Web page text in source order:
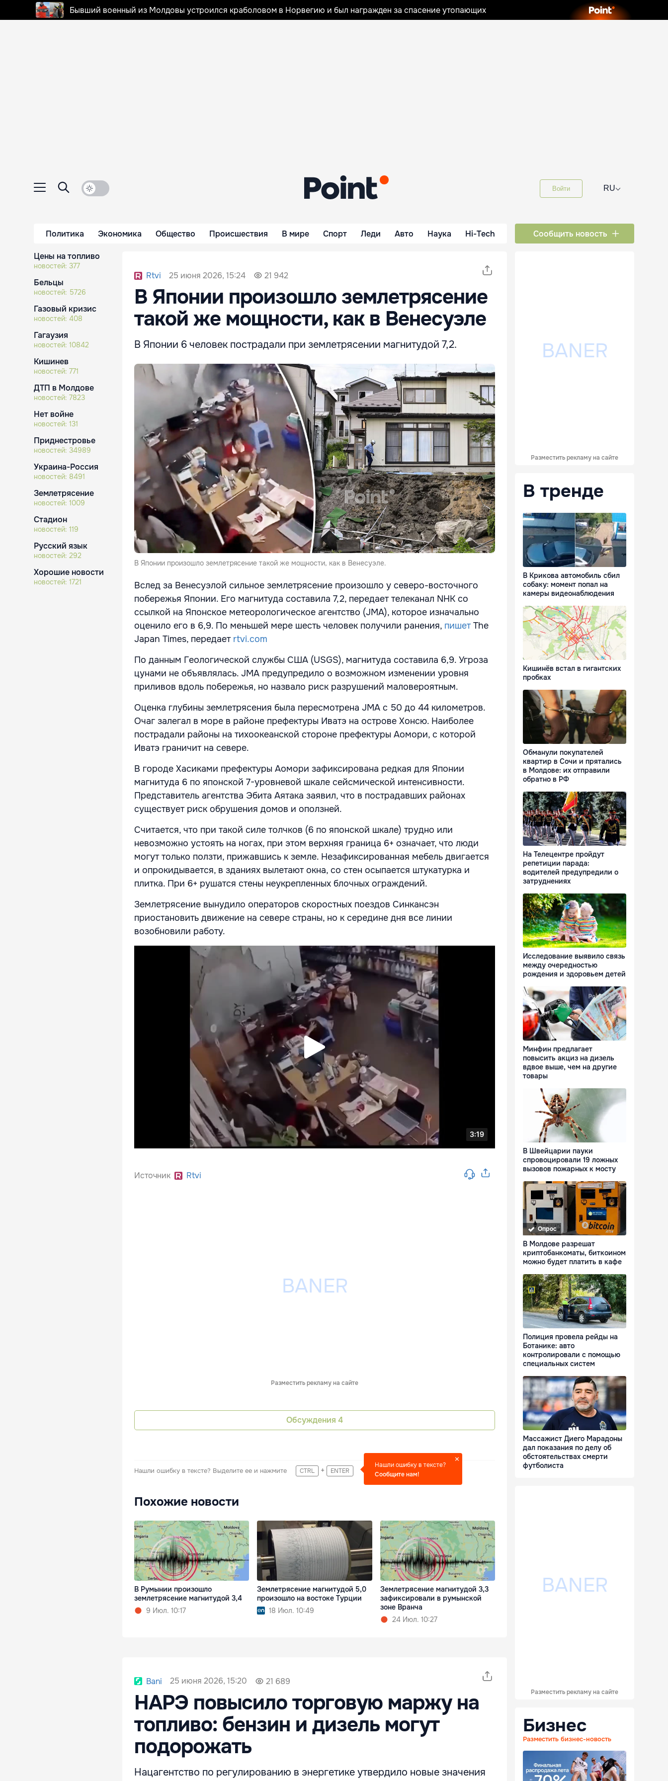
Бывший военный из Молдовы устроился краболовом в Норвегию и был награжден за спасение утопающих
Войти RU⌵
Политика Экономика Общество Происшествия В мире Спорт Леди Авто Наука Hi-Tech Сообщить новость
Цены на топливо
новостей: 377
Бельцы
новостей: 5726
Газовый кризис
новостей: 408
Гагаузия
новостей: 10842
Кишинев
новостей: 771
ДТП в Молдове
новостей: 7823
Нет войне
новостей: 131
Приднестровье
новостей: 34989
Украина-Россия
новостей: 8491
Землетрясение
новостей: 1009
Стадион
новостей: 119
Русский язык
новостей: 292
Хорошие новости
новостей: 1721
Rtvi 25 июня 2026, 15:24 21 942
В Японии произошло землетрясение
такой же мощности, как в Венесуэле
В Японии 6 человек пострадали при землетрясении магнитудой 7,2.
В Японии произошло землетрясение такой же мощности, как в Венесуэле.
Вслед за Венесуэлой сильное землетрясение произошло у северо-восточного
побережья Японии. Его магнитуда составила 7,2, передает телеканал NHK со
ссылкой на Японское метеорологическое агентство (JMA), которое изначально
оценило его в 6,9. По меньшей мере шесть человек получили ранения, пишетThe
Japan Times, передает rtvi.com
По данным Геологической службы США (USGS), магнитуда составила 6,9. Угроза
цунами не объявлялась. JMA предупредило о возможном изменении уровня
приливов вдоль побережья, но назвало риск разрушений маловероятным.
Оценка глубины землетрясения была пересмотрена JMA с 50 до 44 километров.
Очаг залегал в море в районе префектуры Иватэ на острове Хонсю. Наиболее
пострадали районы на тихоокеанской стороне префектуры Аомори, с которой
Иватэ граничит на севере.
В городе Хасиками префектуры Аомори зафиксирована редкая для Японии
магнитуда 6 по японской 7-уровневой шкале сейсмической интенсивности.
Представитель агентства Эбита Аятака заявил, что в пострадавших районах
существует риск обрушения домов и оползней.
Считается, что при такой силе толчков (6 по японской шкале) трудно или
невозможно устоять на ногах, при этом верхняя граница 6+ означает, что люди
могут только ползти, прижавшись к земле. Незафиксированная мебель двигается
и опрокидывается, в зданиях вылетают окна, со стен осыпается штукатурка и
плитка. При 6+ рушатся стены неукрепленных блочных ограждений.
Землетрясение вынудило операторов скоростных поездов Синкансэн
приостановить движение на севере страны, но к середине дня все линии
возобновили работу.
Источник Rtvi
Разместить рекламу на сайте
Обсуждения 4
Нашли ошибку в тексте? Выделите ее и нажмите CTRL + ENTER
Нашли ошибку в тексте?
Сообщите нам!
Похожие новости
В Румынии произошло
землетрясение магнитудой 3,4
9 Июл. 10:17
Землетрясение магнитудой 5,0
произошло на востоке Турции
18 Июл. 10:49
Землетрясение магнитудой 3,3
зафиксировали в румынской
зоне Вранча
24 Июл. 10:27
Bani 25 июня 2026, 15:20 21 689
НАРЭ повысило торговую маржу на
топливо: бензин и дизель могут
подорожать
Нацагентство по регулированию в энергетике утвердило новые значения
Разместить рекламу на сайте
В тренде
В Крикова автомобиль сбил
собаку: момент попал на
камеры видеонаблюдения
Кишинёв встал в гигантских
пробках
Обманули покупателей
квартир в Сочи и прятались
в Молдове: их отправили
обратно в РФ
На Телецентре пройдут
репетиции парада:
водителей предупредили о
затруднениях
Исследование выявило связь
между очередностью
рождения и здоровьем детей
Минфин предлагает
повысить акциз на дизель
вдвое выше, чем на другие
товары
В Швейцарии пауки
спровоцировали 19 ложных
вызовов пожарных к мосту
Опрос
В Молдове разрешат
криптобанкоматы, биткоином
можно будет платить в кафе
Полиция провела рейды на
Ботанике: авто
контролировали с помощью
специальных систем
Массажист Диего Марадоны
дал показания по делу об
обстоятельствах смерти
футболиста
Разместить рекламу на сайте
Бизнес
Разместить бизнес-новость